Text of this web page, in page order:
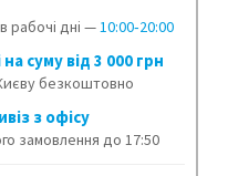
рабочі дні —10:00‑20:00
суму від 3 000 грн
безкоштовно
з офісу
замовлення до 17:50